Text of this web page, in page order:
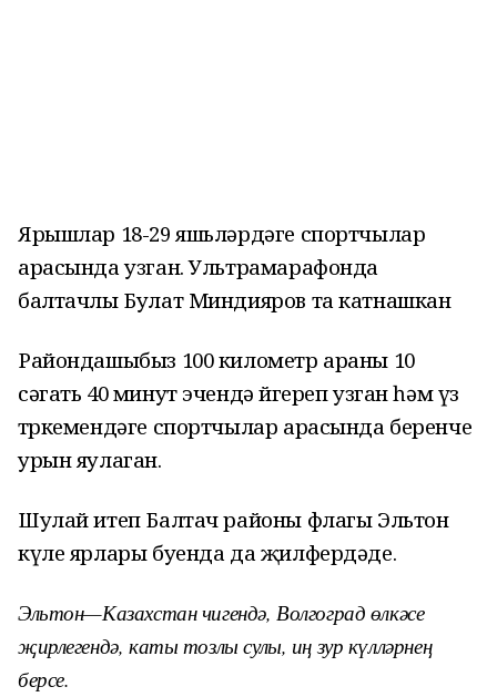
Ярышлар 18-29 яшьләрдәге спортчылар
арасында узган. Ультрамарафонда
балтачлы Булат Миндияров та катнашкан
Райондашыбыз 100 километр араны 10
сәгать 40 минут эчендә йөгереп узган һәм үз
төркемендәге спортчылар арасында беренче
урын яулаган.
Шулай итеп Балтач районы флагы Эльтон
күле ярлары буенда да җилфердәде.
Эльтон—Казахстан чигендә, Волгоград өлкәсе
җирлегендә, каты тозлы сулы, иң зур күлләрнең
берсе.